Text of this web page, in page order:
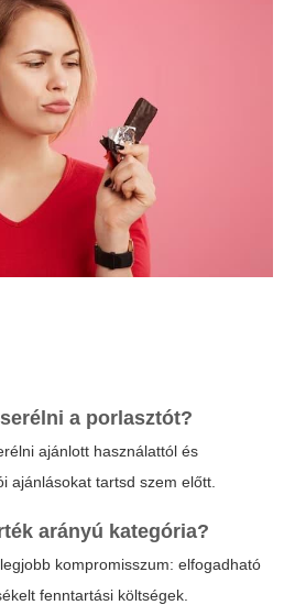
a porlasztót?
ajánlott használattól és
ajánlásokat tartsd szem előtt.
arányú kategória?
kompromisszum: elfogadható
fenntartási költségek.